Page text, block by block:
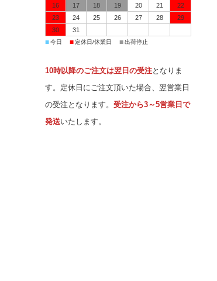
16
17 18 19 20 21
22
23
24 25 26 27 28
29
30
31
■今日 ■定休日/休業日 ■出荷停止
10時以降のご注文は翌日の受注となりま
す。定休日にご注文頂いた場合、翌営業日
の受注となります。受注から3～5営業日で
発送いたします。